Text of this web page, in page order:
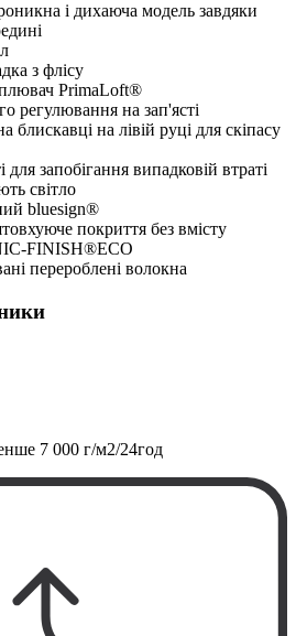
і дихаюча модель завдяки
з флісу
PrimaLoft®
регулювання на зап'ясті
на лівій руці для скіпасу
для запобігання випадковій втраті
світло
bluesign®
покриття без вмісту
FINISH®ECO
перероблені волокна
7 000 г/м2/24год